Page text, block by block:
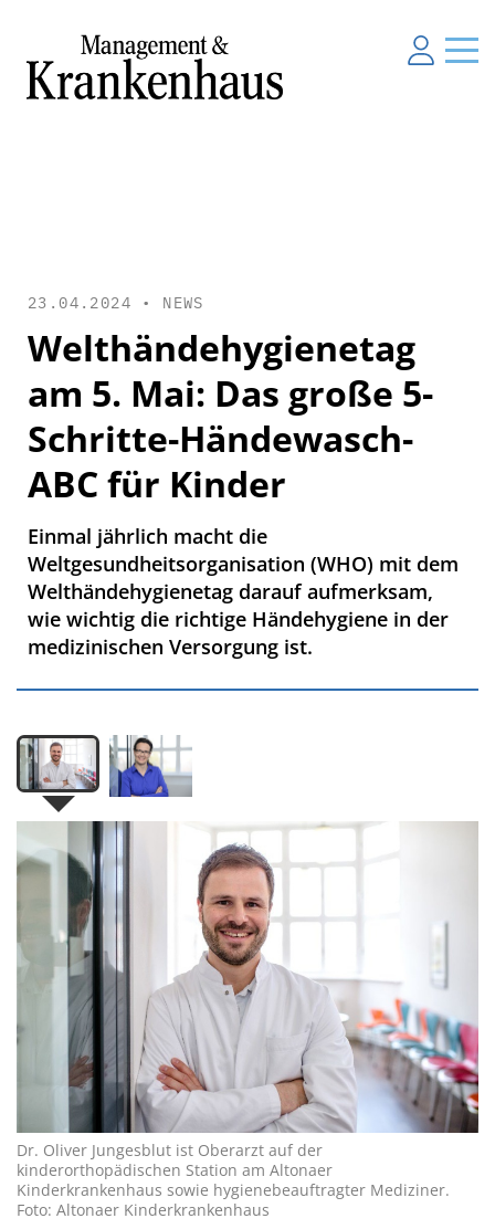
23.04.2024 • NEWS
Welthändehygienetag
am 5. Mai: Das große 5-
Schritte-Händewasch-
ABC für Kinder
Einmal jährlich macht die
Weltgesundheitsorganisation (WHO) mit dem
Welthändehygienetag darauf aufmerksam,
wie wichtig die richtige Händehygiene in der
medizinischen Versorgung ist.
Dr. Oliver Jungesblut ist Oberarzt auf der
kinderorthopädischen Station am Altonaer
Kinderkrankenhaus sowie hygienebeauftragter Mediziner.
Foto: Altonaer Kinderkrankenhaus